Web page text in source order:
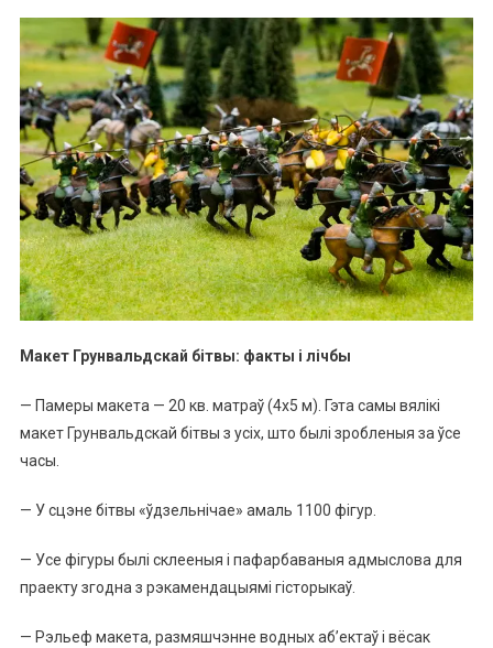
Макет Грунвальдскай бітвы: факты і лічбы
— Памеры макета — 20 кв. матраў (4х5 м). Гэта самы вялікі
макет Грунвальдскай бітвы з усіх, што былі зробленыя за ўсе
часы.
— У сцэне бітвы «ўдзельнічае» амаль 1100 фігур.
— Усе фігуры былі склееныя і пафарбаваныя адмыслова для
праекту згодна з рэкамендацыямі гісторыкаў.
— Рэльеф макета, размяшчэнне водных аб’ектаў і вёсак